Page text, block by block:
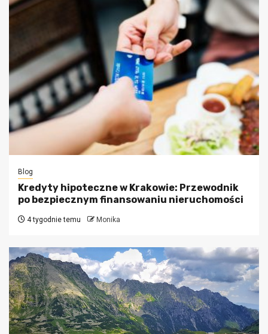
Blog
Kredyty hipoteczne w Krakowie: Przewodnik
po bezpiecznym finansowaniu nieruchomości
4 tygodnie temu Monika